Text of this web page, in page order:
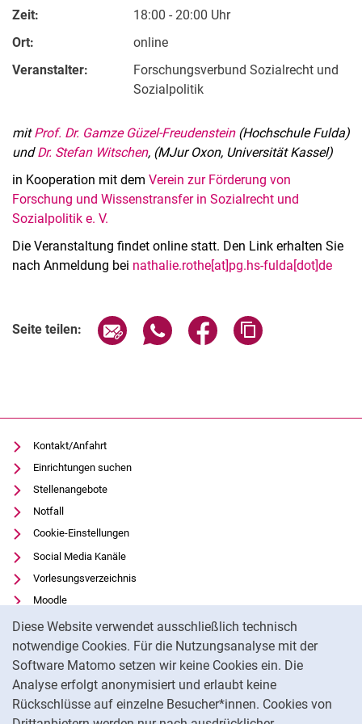
Diese Website verwendet ausschließlich technisch
notwendige Cookies. Für die Nutzungsanalyse mit der
Software Matomo setzen wir keine Cookies ein. Die
Analyse erfolgt anonymisiert und erlaubt keine
Rückschlüsse auf einzelne Besucher*innen. Cookies von
Zeit:
18:00 - 20:00 Uhr
Ort:
online
Veranstalter:
For­schungs­ver­bund So­zi­al­recht und
So­zi­al­po­li­tik
mitProf. Dr. Gamze Güzel-Freudenstein(Hochschule Fulda)
undDr. Stefan Witschen, (MJur Oxon, Universität Kassel)
in Kooperation mit dem Verein zur Förderung von
Forschung und Wissenstransfer in Sozialrecht und
Sozialpolitik e. V.
Die Veranstaltung findet online statt. Den Link erhalten Sie
nach Anmeldung bei nathalie.rothe[at]pg.hs-fulda[dot]de
Seite teilen: Seite über E-Mail teilen
Seite über WhatsApp teilen
Seite über Facebook
Kontakt/Anfahrt
Einrichtungen suchen
Stellenangebote
Notfall
Cookie-Einstellungen
Social Media Kanäle
Vorlesungsverzeichnis
Moodle
Panopto
Universitätsbibliothek
Datenschutz
Barrierefreiheit
Transparenter KI-Einsatz